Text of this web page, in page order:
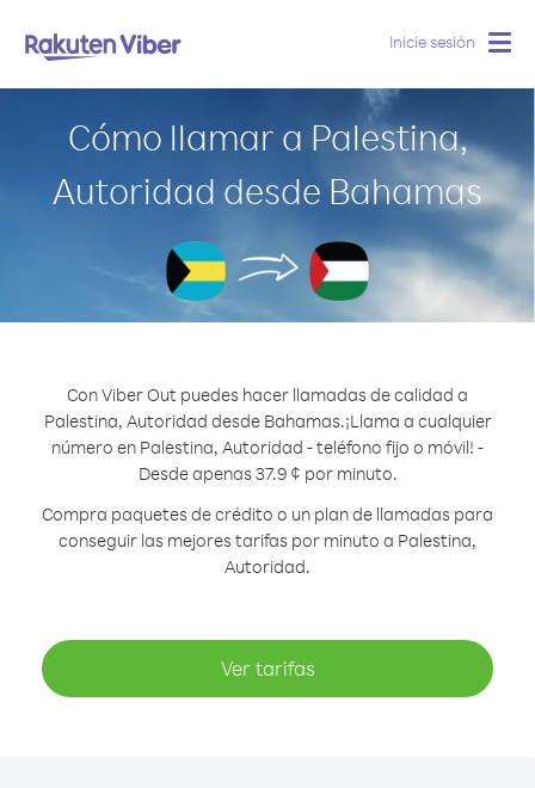
Inicie sesión
Cómo llamar a Palestina,
Autoridad desde Bahamas
Con Viber Out puedes hacer llamadas de calidad a
Palestina, Autoridad desde Bahamas.¡Llama a cualquier
número en Palestina, Autoridad - teléfono fijo o móvil! -
Desde apenas 37.9 ¢ por minuto.
Compra paquetes de crédito o un plan de llamadas para
conseguir las mejores tarifas por minuto a Palestina,
Autoridad.
Ver tarifas